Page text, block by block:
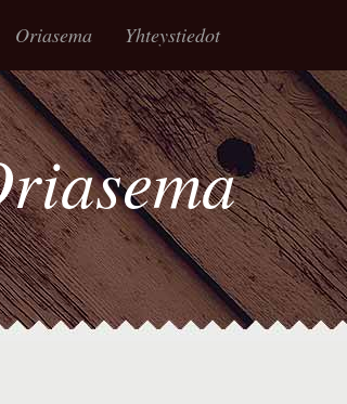
Oriasema Yhteystiedot